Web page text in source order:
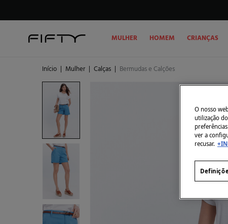
MULHER HOMEM CRIANÇAS
Início | Mulher | Calças | Bermudas e Calções
O nosso
utilização
ver a
recusar.